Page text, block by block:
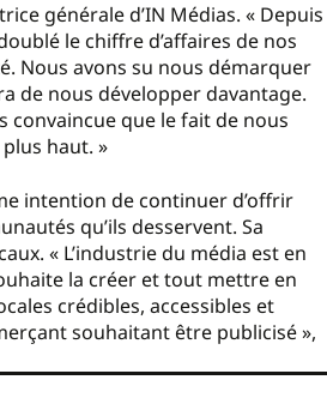
générale d’IN Médias. « Depuis
le chiffre d’affaires de nos
Nous avons su nous démarquer
de nous développer davantage.
convaincue que le fait de nous
haut. »
intention de continuer d’offrir
qu’ils desservent. Sa
« L’industrie du média est en
la créer et tout mettre en
crédibles, accessibles et
souhaitant être publicisé »,